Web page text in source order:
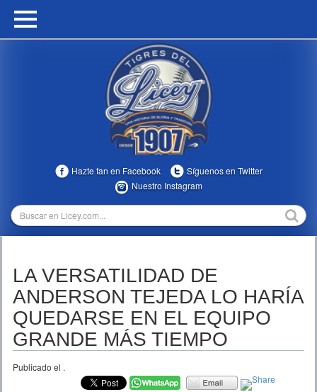
HOME
MULTIMEDIA
TEMPORADAS
Hazte fan en Facebook
Síguenos en Twitter
Nuestro Instagram
LA VERSATILIDAD DE
ANDERSON TEJEDA LO HARÍA
QUEDARSE EN EL EQUIPO
GRANDE MÁS TIEMPO
Publicado el .